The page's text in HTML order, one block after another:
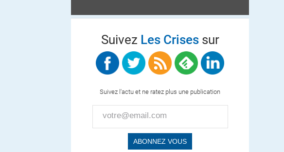
Suivez Les Crisessur
Suivez l'actu et ne ratez plus une publication